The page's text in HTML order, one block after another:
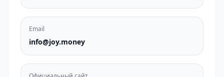
Email
info@joy.money